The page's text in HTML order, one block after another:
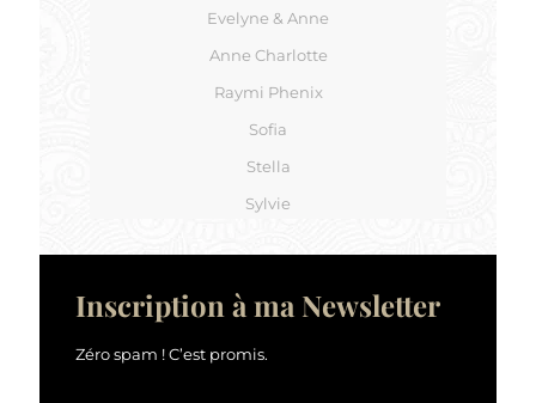
Evelyne & Anne
Anne Charlotte
Raymi Phenix
Sofia
Stella
Sylvie
Inscription à ma Newsletter
Zéro spam ! C’est promis.